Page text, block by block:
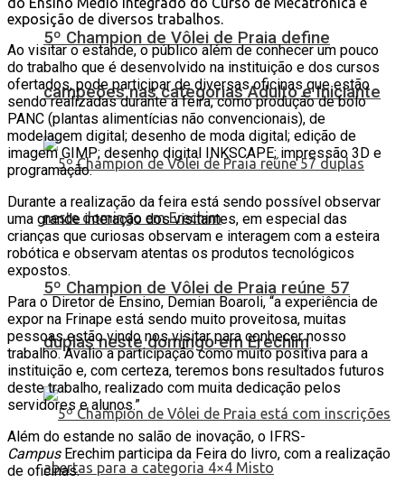
5º Champion de Vôlei de Praia define
campeões nas categorias Adulto e Iniciante
5º Champion de Vôlei de Praia reúne 57
duplas neste domingo em Erechim
exposição de diversos trabalhos.
Ao visitar o estande, o público além de conhecer um pouco
do trabalho que é desenvolvido na instituição e dos cursos
ofertados, pode participar de diversas oficinas que estão
sendo realizadas durante a feira, como produção de bolo
PANC (plantas alimentícias não convencionais), de
modelagem digital; desenho de moda digital; edição de
imagem GIMP; desenho digital INKSCAPE; impressão 3D e
programação.
Durante a realização da feira está sendo possível observar
uma grande interação dos visitantes, em especial das
crianças que curiosas observam e interagem com a esteira
robótica e observam atentas os produtos tecnológicos
expostos.
Para o Diretor de Ensino, Demian Boaroli, “a experiência de
expor na Frinape está sendo muito proveitosa, muitas
pessoas estão vindo nos visitar para conhecer nosso
trabalho. Avalio a participação como muito positiva para a
instituição e, com certeza, teremos bons resultados futuros
deste trabalho, realizado com muita dedicação pelos
servidores e alunos.”
Além do estande no salão de inovação, o IFRS-
CampusErechim participa da Feira do livro, com a realização
de oficinas.